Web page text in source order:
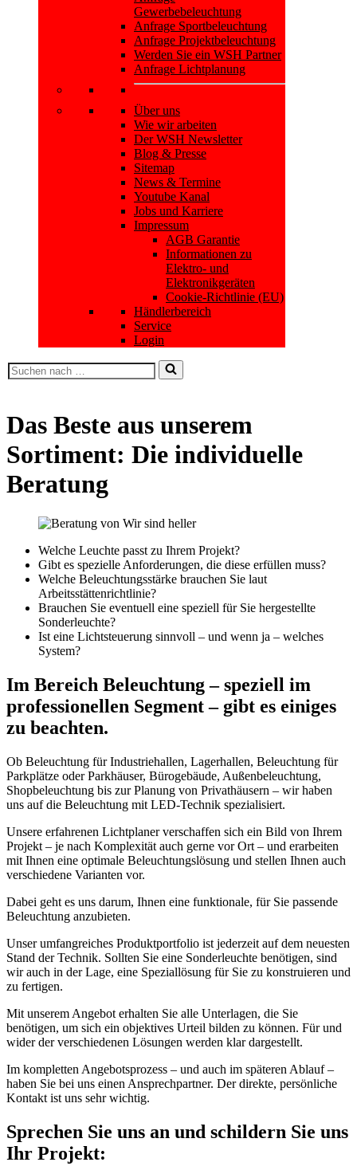
Gewerbebeleuchtung
Anfrage Sportbeleuchtung
Anfrage Projektbeleuchtung
Werden Sie ein WSH Partner
Anfrage Lichtplanung
Über uns
Wie wir arbeiten
Der WSH Newsletter
Blog & Presse
Sitemap
News & Termine
Youtube Kanal
Jobs und Karriere
Impressum
AGB Garantie
Informationen zu
Elektro- und
Elektronikgeräten
Cookie-Richtlinie (EU)
Händlerbereich
Service
Login
Suchen
nach …
Das Beste aus unserem
Sortiment: Die individuelle
Beratung
Welche Leuchte passt zu Ihrem Projekt?
Gibt es spezielle Anforderungen, die diese erfüllen muss?
Welche Beleuchtungsstärke brauchen Sie laut
Arbeitsstättenrichtlinie?
Brauchen Sie eventuell eine speziell für Sie hergestellte
Sonderleuchte?
Ist eine Lichtsteuerung sinnvoll – und wenn ja – welches
System?
Im Bereich Beleuchtung – speziell im
professionellen Segment – gibt es einiges
zu beachten.
Ob Beleuchtung für Industriehallen, Lagerhallen, Beleuchtung für
Parkplätze oder Parkhäuser, Bürogebäude, Außenbeleuchtung,
Shopbeleuchtung bis zur Planung von Privathäusern – wir haben
uns auf die Beleuchtung mit LED-Technik spezialisiert.
Unsere erfahrenen Lichtplaner verschaffen sich ein Bild von Ihrem
Projekt – je nach Komplexität auch gerne vor Ort – und erarbeiten
mit Ihnen eine optimale Beleuchtungslösung und stellen Ihnen auch
verschiedene Varianten vor.
Dabei geht es uns darum, Ihnen eine funktionale, für Sie passende
Beleuchtung anzubieten.
Unser umfangreiches Produktportfolio ist jederzeit auf dem neuesten
Stand der Technik. Sollten Sie eine Sonderleuchte benötigen, sind
wir auch in der Lage, eine Speziallösung für Sie zu konstruieren und
zu fertigen.
Mit unserem Angebot erhalten Sie alle Unterlagen, die Sie
benötigen, um sich ein objektives Urteil bilden zu können. Für und
wider der verschiedenen Lösungen werden klar dargestellt.
Im kompletten Angebotsprozess – und auch im späteren Ablauf –
haben Sie bei uns einen Ansprechpartner. Der direkte, persönliche
Kontakt ist uns sehr wichtig.
Sprechen Sie uns an und schildern Sie uns
Ihr Projekt: